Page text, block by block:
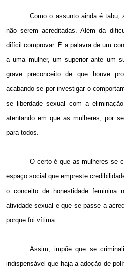
Como o assunto ainda é tabu,
não serem acreditadas. Além da
difícil comprovar. É a palavra de um
a uma mulher, um superior ante um
grave preconceito de que houve
acabando-se por investigar o
se liberdade sexual com a
atentando em que as mulheres, por
para todos.
O certo é que as mulheres se
espaço social que empreste
o conceito de honestidade feminina
atividade sexual e que se passe a
porque foi vítima.
Assim, impõe que se
indispensável que haja a adoção de